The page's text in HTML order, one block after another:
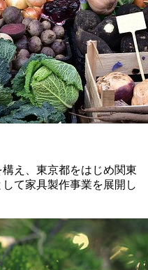
え、東京都をはじめ関東
て家具製作事業を展開し